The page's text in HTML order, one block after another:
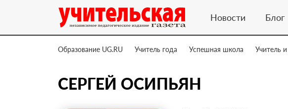
Новости Блог
Образование UG.RU Учитель года Успешная школа Учитель
СЕРГЕЙ ОСИПЬЯН